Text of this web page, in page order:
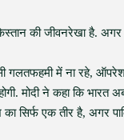
की जीवनरेखा है.
गलतफहमी में ना रहे,
मोदी ने कहा कि भारत
सिर्फ एक तीर है, अगर